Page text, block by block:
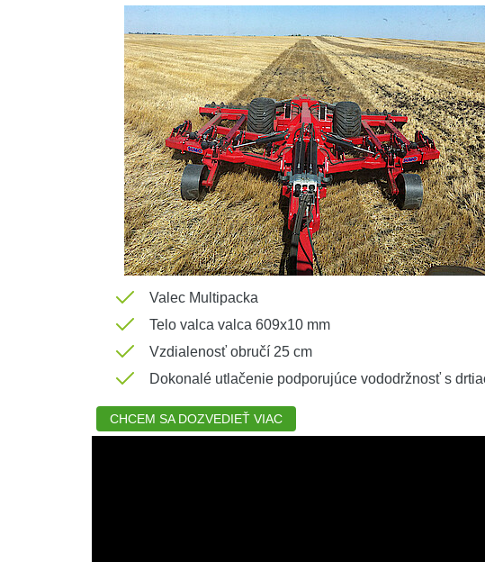
Valec Multipacka
Telo valca valca 609x10 mm
Vzdialenosť obručí 25 cm
Dokonalé utlačenie podporujúce vododržnosť s
CHCEM SA DOZVEDIEŤ VIAC